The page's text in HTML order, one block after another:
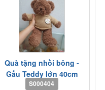
Quà tặng nhồi bông -
Gấu Teddy lớn 40cm
S000404